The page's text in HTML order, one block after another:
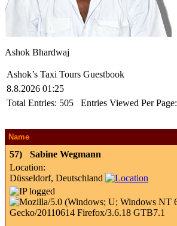
Ashok Bhardwaj
Ashok’s Taxi Tours Guestbook
8.8.2026 01:25
Total Entries: 505 Entries Viewed Per Page:
Name
57)
Sabine Wegmann
Location:
Düsseldorf, Deutschland